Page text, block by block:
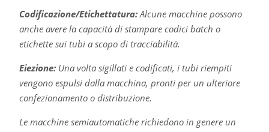
Codificazione/Etichettatura:Alcune macchine possono
anche avere la capacità di stampare codici batch o
etichette sui tubi a scopo di tracciabilità.
Eiezione:Una volta sigillati e codificati, i tubi riempiti
vengono espulsi dalla macchina, pronti per un ulteriore
confezionamento o distribuzione.
Le macchine semiautomatiche richiedono in genere un